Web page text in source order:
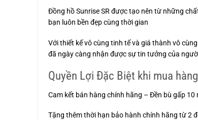
Đồng hồ Sunrise SR được tạo nên từ những
bạn luôn bền đẹp cùng thời gian
Với thiết kế vô cùng tinh tế và giá thành vô
đã ngày càng nhận được sự tin tưởng của
Quyền Lợi Đặc Biệt khi mua
Cam kết bán hàng chính hãng – Đền bù gấp 10
Tặng thêm thời hạn bảo hành chính hãng từ 2